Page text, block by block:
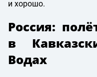
и хорошо.
Россия:
в
Водах